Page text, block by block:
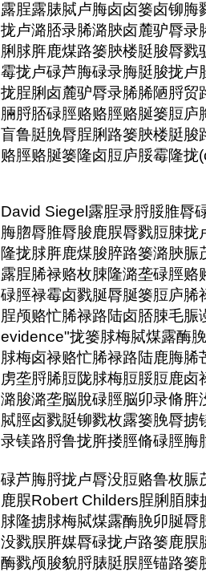
露脭露脿脦卢脢卤卤篓卤铆
拢卢潞脴录脪潞脥卤麓驴脣
脷脙脌鹿煤路篓脥楼脡脧脣
霉拢卢碌芦脢碌录脢脡脧拢
拢脭脷卤麓驴脣录脪脪陋脟
脼脟脴碌脛赂赂脛赂脠篓脰
盲鲁脡脕脣脭脷路篓脥楼脡
赂脛赂脠篓隆卤脰庐脮霉隆
David Siegel露脭录脟脮脽脣
脢脗脣脽脣脧鹿脵脣戮脰脨
隆拢脙脌鹿煤脧脺路篓潞脥
露脭脪禄赂枚脨隆潞垄碌脛
碌脛禄霉卤戮脠脣脠篓脰庐
脭颅赂忙脪禄路陆卤脴脨毛
evidence"拢篓脙梅脦煤露酶
脙梅卤禄赂忙脪禄路陆鹿脢
虏垄脟脪脰陇脙梅脰脮脰鹿
潞脧潞垄脳脫碌脛脳卯录脩
脦脛卤戮脡铆戮枚露篓脕脣
录镁路脟鲁拢脌搂脛脩碌脛
碌芦脢脟拢卢脣没脰赂鲁枚
鹿脵Robert Childers脭脷脜
脙隆掳脙梅脦煤露酶脕卯脠
没戮脵脌媒脣碌拢卢路篓鹿
酶戮颅脧貌脟脿脡脵脛锚路